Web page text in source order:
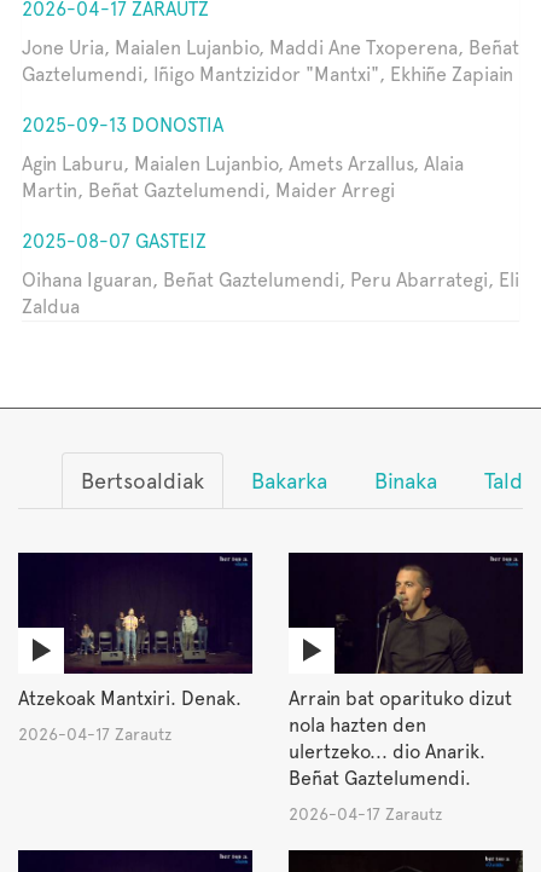
2026-04-17 ZARAUTZ
Jone Uria, Maialen Lujanbio, Maddi Ane Txoperena, Beñat
Gaztelumendi, Iñigo Mantzizidor "Mantxi", Ekhiñe Zapiain
2025-09-13 DONOSTIA
Agin Laburu, Maialen Lujanbio, Amets Arzallus, Alaia
Martin, Beñat Gaztelumendi, Maider Arregi
2025-08-07 GASTEIZ
Oihana Iguaran, Beñat Gaztelumendi, Peru Abarrategi, Eli
Zaldua
Bertsoaldiak Bakarka Binaka
Atzekoak Mantxiri. Denak.
2026-04-17 Zarautz
Arrain bat oparituko dizut
nola hazten den
ulertzeko... dio Anarik.
Beñat Gaztelumendi.
2026-04-17 Zarautz